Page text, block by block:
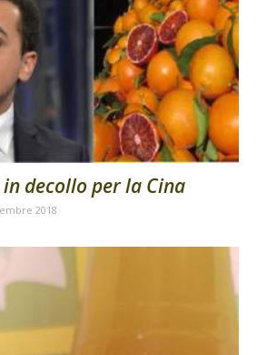
decollo per la Cina
2018